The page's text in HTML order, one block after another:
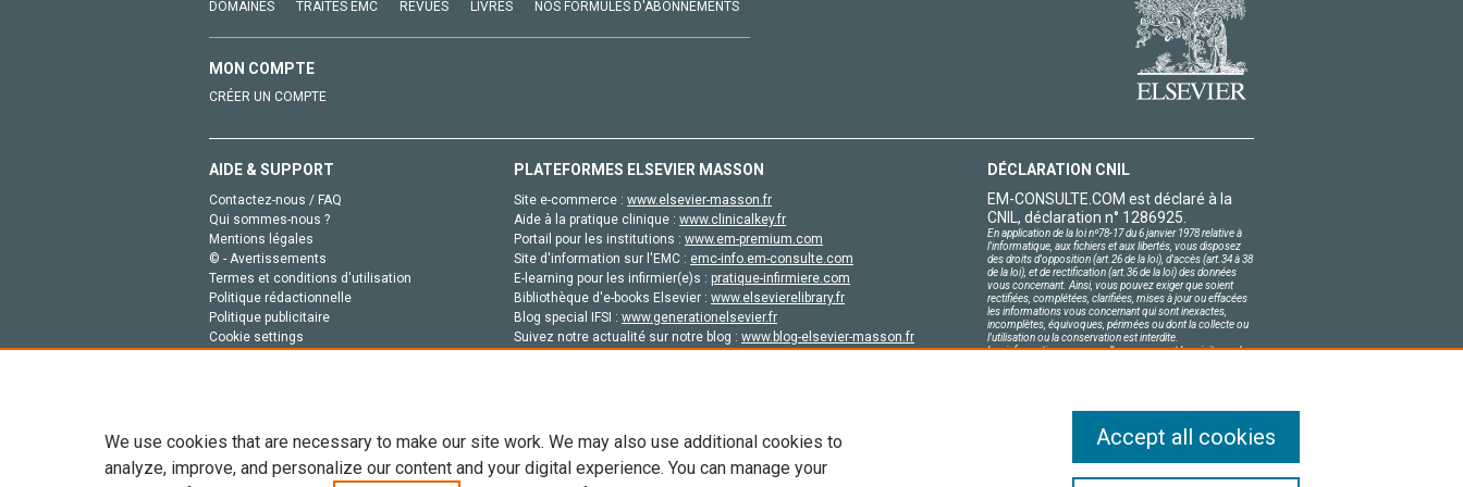
DOMAINES TRAITÉS EMC REVUES LIVRES NOS FORMULES D'ABONNEMENTS
MON COMPTE
CRÉER UN COMPTE
AIDE & SUPPORT
Contactez-nous / FAQ
Qui sommes-nous ?
Mentions légales
© - Avertissements
Termes et conditions d'utilisation
Politique rédactionnelle
Politique publicitaire
Cookie settings
PLATEFORMES ELSEVIER MASSON
Site e-commerce : www.elsevier-masson.fr
Aide à la pratique clinique : www.clinicalkey.fr
Portail pour les institutions : www.em-premium.com
Site d'information sur l'EMC : emc-info.em-consulte.com
E-learning pour les infirmier(e)s : pratique-infirmiere.com
Bibliothèque d'e-books Elsevier : www.elsevierelibrary.fr
Blog special IFSI : www.generationelsevier.fr
Suivez notre actualité sur notre blog : www.blog-elsevier-masson.fr
DÉCLARATION CNIL
EM-CONSULTE.COM est déclaré à la
CNIL, déclaration n° 1286925.
En application de la loi nº78-17 du 6 janvier 1978 relative à
l'informatique, aux fichiers et aux libertés, vous disposez
des droits d'opposition (art.26 de la loi), d'accès (art.34 à 38
de la loi), et de rectification (art.36 de la loi) des données
vous concernant. Ainsi, vous pouvez exiger que soient
rectifiées, complétées, clarifiées, mises à jour ou effacées
les informations vous concernant qui sont inexactes,
incomplètes, équivoques, périmées ou dont la collecte ou
l'utilisation ou la conservation est interdite.
Les informations personnelles concernant les visiteurs de
We use cookies that are necessary to make our site work. We may also use additional cookies to
analyze, improve, and personalize our content and your digital experience. You can manage your
Accept all cookies